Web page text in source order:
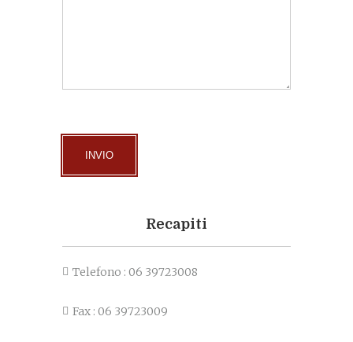
Recapiti
Telefono : 06 39723008
Fax : 06 39723009